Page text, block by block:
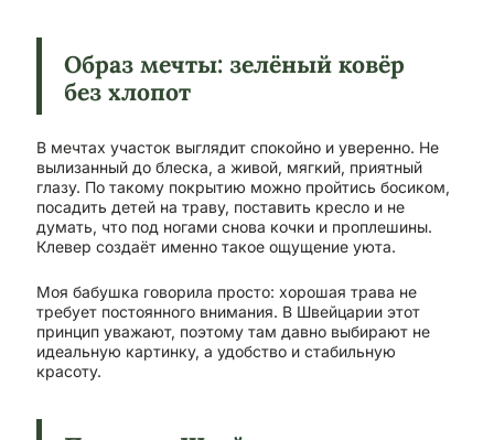
Образ мечты: зелёный ковёр
без хлопот
В мечтах участок выглядит спокойно и уверенно. Не
вылизанный до блеска, а живой, мягкий, приятный
глазу. По такому покрытию можно пройтись босиком,
посадить детей на траву, поставить кресло и не
думать, что под ногами снова кочки и проплешины.
Клевер создаёт именно такое ощущение уюта.
Моя бабушка говорила просто: хорошая трава не
требует постоянного внимания. В Швейцарии этот
принцип уважают, поэтому там давно выбирают не
идеальную картинку, а удобство и стабильную
красоту.